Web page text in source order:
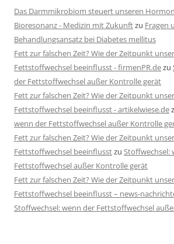
Das Darmmikrobiom steuert unseren
Bioresonanz - Medizin mit Zukunftzu Fragen
Behandlungsansatz bei Diabetes mellitus
Fett zur falschen Zeit? Wie der Zeitpunkt
Fettstoffwechsel beeinflusst - firmenPR.dezu
der Fettstoffwechsel außer Kontrolle gerät
Fett zur falschen Zeit? Wie der Zeitpunkt
Fettstoffwechsel beeinflusst - artikelwiese.de
wenn der Fettstoffwechsel außer Kontrolle
Fett zur falschen Zeit? Wie der Zeitpunkt
Fettstoffwechsel beeinflusstzu Stoffwechsel:
Fettstoffwechsel außer Kontrolle gerät
Fett zur falschen Zeit? Wie der Zeitpunkt
Fettstoffwechsel beeinflusst – news-
Stoffwechsel: wenn der Fettstoffwechsel